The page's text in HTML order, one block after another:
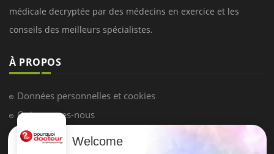
médicale decryptée par des médecins en exercice et les
conseils des meilleurs spécialistes.
À PROPOS
Données personnelles et cookies
Qui sommes-nous
Conditions d'utilisation
Welcome